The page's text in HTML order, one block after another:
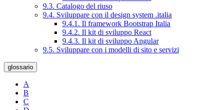
9.3. Catalogo del riuso
9.4. Sviluppare con il design system .italia
9.4.1. Il framework Bootstrap Italia
9.4.2. Il kit di sviluppo React
9.4.3. Il kit di sviluppo Angular
9.5. Sviluppare con i modelli di sito e servizi
glossario
A
B
C